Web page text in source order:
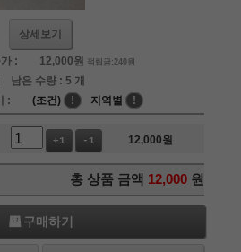
상세보기
: 12,000원 적립금:240원
남은 수량 : 5 개
:
(조건) ! 지역별 !
+1 -1 12,000원
총 상품 금액 12,000 원
구매하기